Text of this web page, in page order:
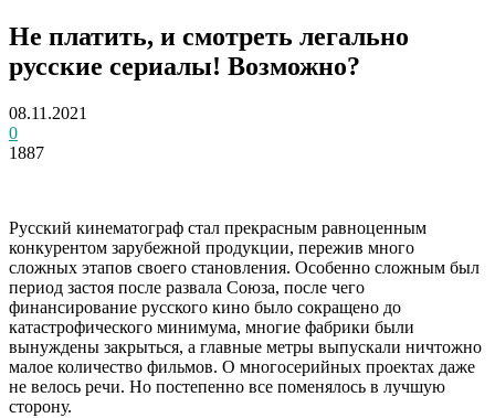
Не платить, и смотреть легально
русские сериалы! Возможно?
08.11.2021
0
1887
Русский кинематограф стал прекрасным равноценным
конкурентом зарубежной продукции, пережив много
сложных этапов своего становления. Особенно сложным был
период застоя после развала Союза, после чего
финансирование русского кино было сокращено до
катастрофического минимума, многие фабрики были
вынуждены закрыться, а главные метры выпускали ничтожно
малое количество фильмов. О многосерийных проектах даже
не велось речи. Но постепенно все поменялось в лучшую
сторону.